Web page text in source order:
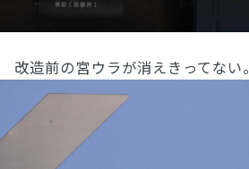
改造前の宮ウラが消えきってない。